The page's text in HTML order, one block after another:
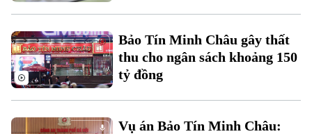
Xu hướng
Bảo Tín Minh Châu gây thất
thu cho ngân sách khoảng 150
tỷ đồng
Vụ án Bảo Tín Minh Châu: